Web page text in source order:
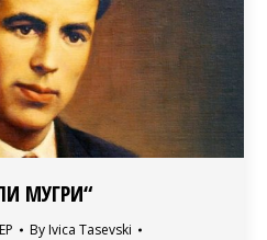
МУГРИ“
By Ivica Tasevski